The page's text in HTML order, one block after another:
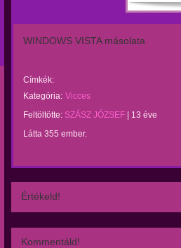
WINDOWS VISTA másolata
Címkék:
Kategória: Vicces
Feltöltötte: SZÁSZ JÓZSEF
13 éve
Látta 355 ember.
Értékeld!
Kommentáld!